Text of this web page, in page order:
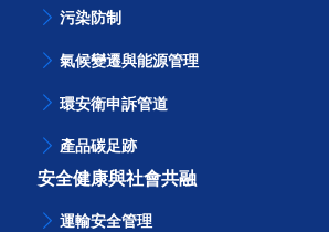
污染防制
氣候變遷與能源管理
環安衛申訴管道
產品碳足跡
安全健康與社會共融
運輸安全管理